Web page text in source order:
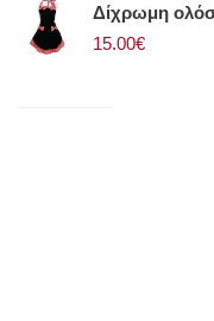
Δίχρωμη
15.00€